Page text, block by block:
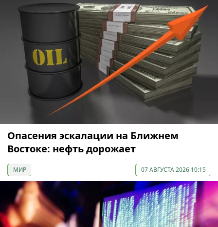
Опасения эскалации на Ближнем
Востоке: нефть дорожает
МИР 07 АВГУСТА 2026 10:15